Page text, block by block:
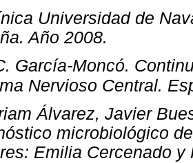
Universidad de
Año 2008.
García-Moncó.
Nervioso Central.
Álvarez, Javier
microbiológico
Emilia Cercenado y